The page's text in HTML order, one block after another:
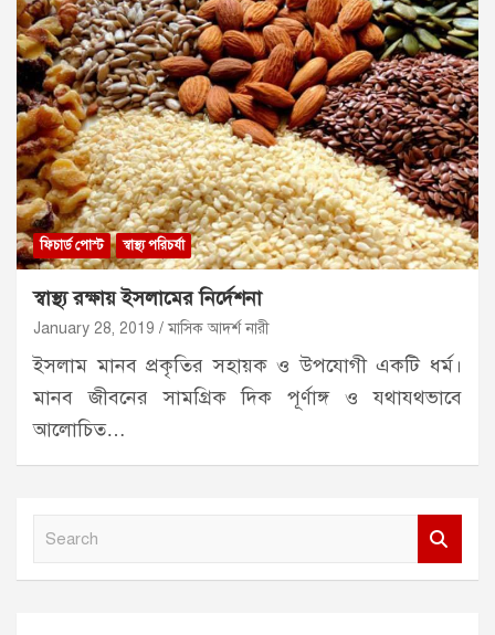
ফিচার্ড পোস্ট স্বাস্থ্য পরিচর্যা
স্বাস্থ্য রক্ষায় ইসলামের নির্দেশনা
January 28, 2019 মাসিক আদর্শ নারী
ইসলাম মানব প্রকৃতির সহায়ক ও উপযোগী একটি ধর্ম।
মানব জীবনের সামগ্রিক দিক পূর্ণাঙ্গ ও যথাযথভাবে
আলোচিত…